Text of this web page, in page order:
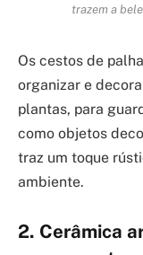
trazem a
Os cestos de
organizar e
plantas, para
como objetos
traz um toque
ambiente.
2. Cerâmica